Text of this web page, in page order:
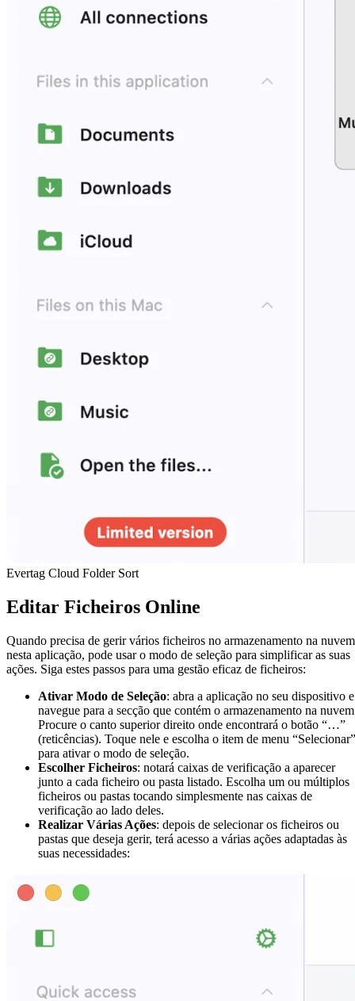
Evertag Cloud Folder Sort
Editar Ficheiros Online
Quando precisa de gerir vários ficheiros no armazenamento na nuvem
nesta aplicação, pode usar o modo de seleção para simplificar as suas
ações. Siga estes passos para uma gestão eficaz de ficheiros:
Ativar Modo de Seleção: abra a aplicação no seu dispositivo e
navegue para a secção que contém o armazenamento na
Procure o canto superior direito onde encontrará o botão “…”
(reticências). Toque nele e escolha o item de menu “Selecionar”
para ativar o modo de seleção.
Escolher Ficheiros: notará caixas de verificação a aparecer
junto a cada ficheiro ou pasta listado. Escolha um ou múltiplos
ficheiros ou pastas tocando simplesmente nas caixas de
verificação ao lado deles.
Realizar Várias Ações: depois de selecionar os ficheiros ou
pastas que deseja gerir, terá acesso a várias ações adaptadas às
suas necessidades: